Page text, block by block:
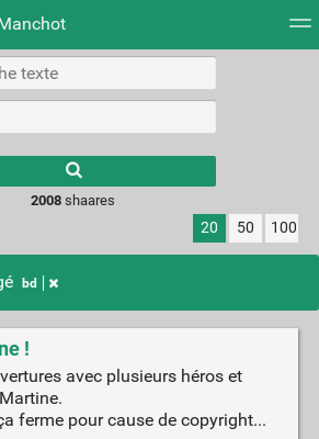
d'images
2008 shaares
20 50 100
bd
!
avec plusieurs héros et
ferme pour cause de copyright...